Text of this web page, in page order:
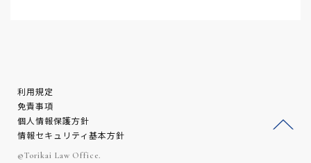
利用規定
免責事項
個人情報保護方針
情報セキュリティ基本方針
©Torikai Law Office.